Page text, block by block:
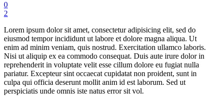
0
2
Lorem ipsum dolor sit amet, consectetur adipisicing elit, sed do
eiusmod tempor incididunt ut labore et dolore magna aliqua. Ut
enim ad minim veniam, quis nostrud. Exercitation ullamco laboris.
Nisi ut aliquip ex ea commodo consequat. Duis aute irure dolor in
reprehenderit in voluptate velit esse cillum dolore eu fugiat nulla
pariatur. Excepteur sint occaecat cupidatat non proident, sunt in
culpa qui officia deserunt mollit anim id est laborum. Sed ut
perspiciatis unde omnis iste natus error sit vol.